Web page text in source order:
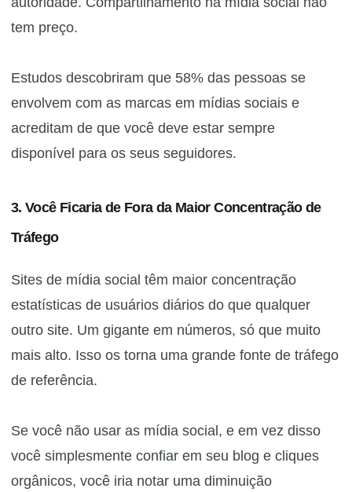
tem preço.
Estudos descobriram que 58% das pessoas se
envolvem com as marcas em mídias sociais e
acreditam de que você deve estar sempre
disponível para os seus seguidores.
3. Você Ficaria de Fora da Maior Concentração de
Tráfego
Sites de mídia social têm maior concentração
estatísticas de usuários diários do que qualquer
outro site. Um gigante em números, só que muito
mais alto. Isso os torna uma grande fonte de tráfego
de referência.
Se você não usar as mídia social, e em vez disso
você simplesmente confiar em seu blog e cliques
orgânicos, você iria notar uma diminuição